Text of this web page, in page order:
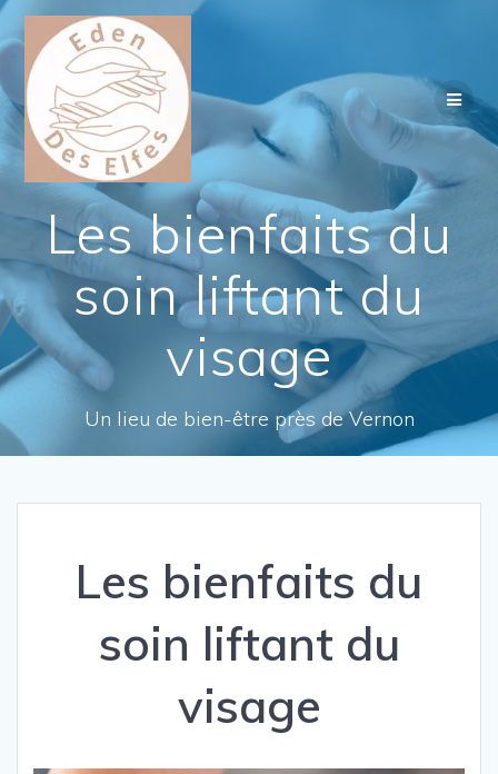
Les bienfaits du
soin liftant du
visage
Un lieu de bien-être près de Vernon
Les bienfaits du
soin liftant du
visage